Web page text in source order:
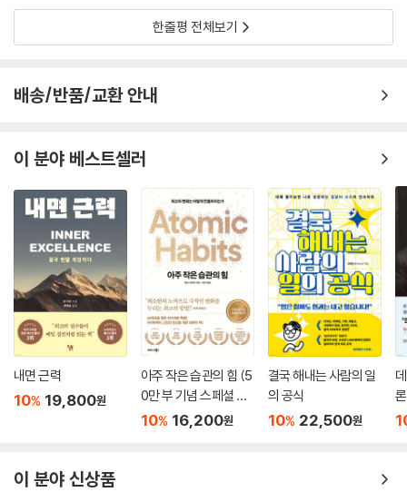
한줄평 전체보기
배송/반품/교환 안내
이 분야 베스트셀러
내면 근력
10% 19,800원
아주 작은 습관의 힘 (5
0만 부 기념 스페셜 에
디션)
10% 16,200원
결국 해내는 사람의 일
의 공식
10% 22,500원
이 분야 신상품